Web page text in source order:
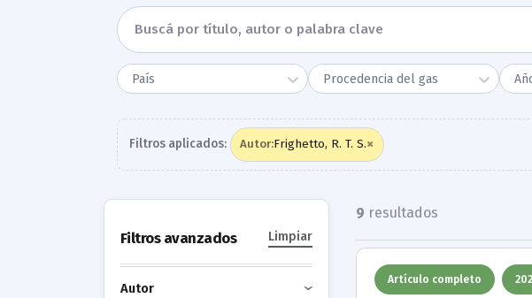
País Procedencia del gas
Filtros aplicados: Autor:Frighetto, R. T. S.×
Filtros avanzados Limpiar
Autor ›
9 resultados
Artículo completo